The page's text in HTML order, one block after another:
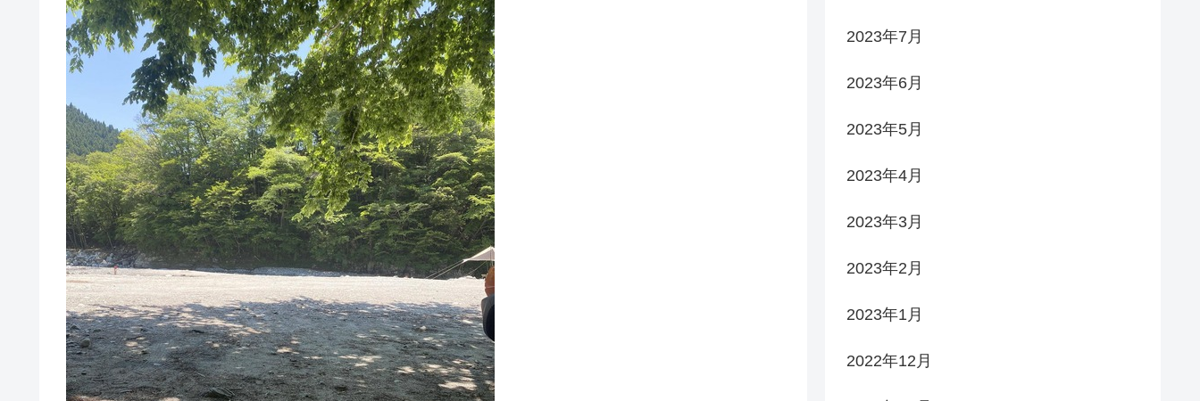
2023年7月
2023年6月
2023年5月
2023年4月
2023年3月
2023年2月
2023年1月
2022年12月